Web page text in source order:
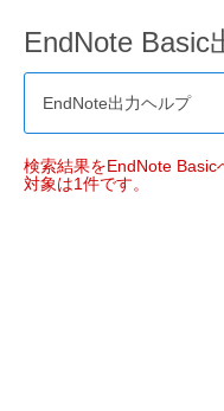
EndNote Basic
EndNote出力ヘルプ
検索結果をEndNote Basic
対象は1件です。